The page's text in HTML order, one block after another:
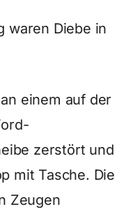
waren Diebe in
einem auf der
zerstört und
mit Tasche. Die
Zeugen